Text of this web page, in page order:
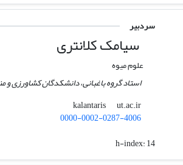
سردبیر
سیامک کلانتری
علوم میوه
استاد گروه باغبانی، دانشکدگان کشاورزی و
kalantaris
ut.ac.ir
0000-0002-0287-4006
h-index:14